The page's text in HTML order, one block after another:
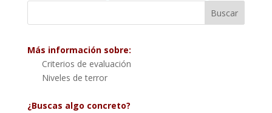
Más información sobre:
Criterios de evaluación
Niveles de terror
¿Buscas algo concreto?